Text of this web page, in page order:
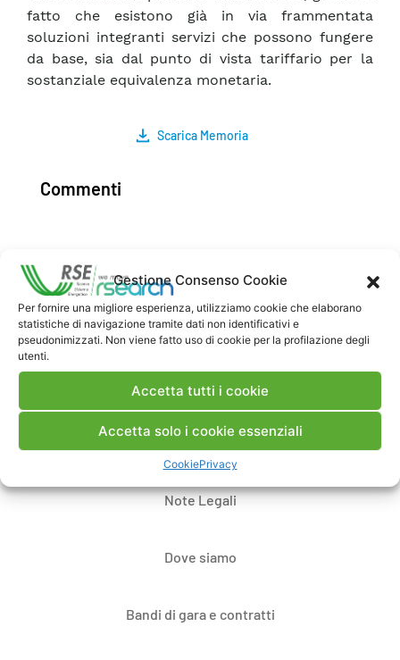
Gestione Consenso Cookie
Per fornire una migliore esperienza, utilizziamo cookie che elaborano
statistiche di navigazione tramite dati non identificativi e
pseudonimizzati. Non viene fatto uso di cookie per la profilazione degli
utenti.
Accetta tutti i cookie
Accetta solo i cookie essenziali
CookiePrivacy
fatto che esistono già in via frammentata
soluzioni integranti servizi che possono fungere
da base, sia dal punto di vista tariffario per la
sostanziale equivalenza monetaria.
Scarica Memoria
Commenti
Pubblica un commento
Note Legali
Dove siamo
Bandi di gara e contratti